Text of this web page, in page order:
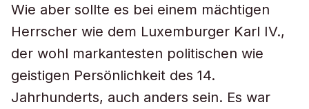
Wie aber sollte es bei einem mächtigen
Herrscher wie dem Luxemburger Karl IV.,
der wohl markantesten politischen wie
geistigen Persönlichkeit des 14.
Jahrhunderts, auch anders sein. Es war